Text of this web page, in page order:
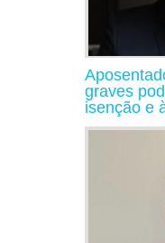
graves
isenção e